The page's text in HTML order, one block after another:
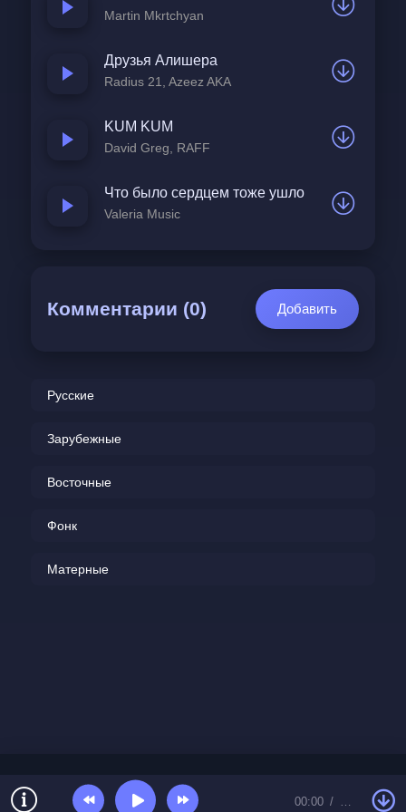
передают эмоциональное состояние
Martin Mkrtchyan
Друзья Алишера
Radius 21, Azeez AKA
KUM KUM
David Greg, RAFF
Что было сердцем тоже ушло
Valeria Music
Комментарии (0) Добавить
Русские
Зарубежные
Восточные
Фонк
Матерные
00:00